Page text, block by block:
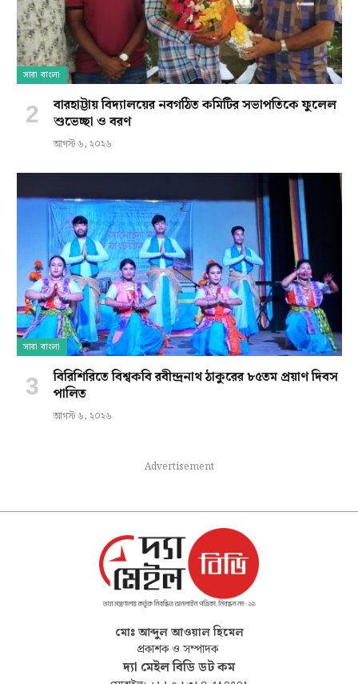
সারা বাংলা
বারহাট্টায় বিদ্যালয়ের নবগঠিত কমিটির সভাপতিকে ফুলেল
শুভেচ্ছা ও বরণ
আগস্ট ৬, ২০২৬
সারা বাংলা
বিরিশিরিতে বিশ্বকবি রবীন্দ্রনাথ ঠাকুরের ৮৫তম প্রয়াণ দিবস
পালিত
আগস্ট ৬, ২০২৬
Advertisement
মোঃ আব্দুল আওয়াল হিমেল
প্রকাশক ও সম্পাদক
দ্যা মেইল বিডি ডট কম